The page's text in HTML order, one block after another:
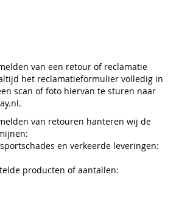
van een retour of reclamatie
het reclamatieformulier volledig in
scan of foto hiervan te sturen naar
.
van retouren hanteren wij de
en verkeerde leveringen:
producten of aantallen: